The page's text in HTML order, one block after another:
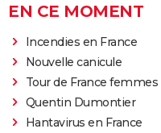
EN CE MOMENT
Incendies en France
Nouvelle canicule
Tour de France femmes
Quentin Dumontier
Hantavirus en France